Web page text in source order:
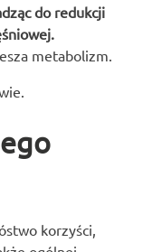
do redukcji
metabolizm.
korzyści,